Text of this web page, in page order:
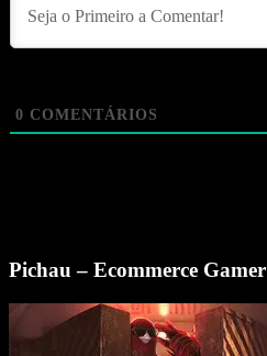
0 COMENTÁRIOS
Pichau – Ecommerce Gamer